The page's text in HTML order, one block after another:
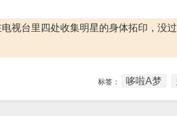
视台里四处收集明星的身体拓印，没
标签： 哆啦A梦